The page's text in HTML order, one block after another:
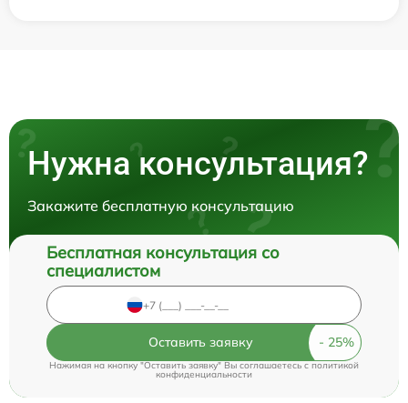
Нужна консультация?
Закажите бесплатную консультацию
Бесплатная консультация со
специалистом
Оставить заявку
Нажимая на кнопку "Оставить заявку" Вы соглашаетесь cполитикой
конфиденциальности